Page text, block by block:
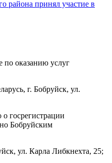
района принял участие в
по оказанию услуг
г. Бобруйск, ул.
госрегистрации
Бобруйским
ул. Карла Либкнехта, 25;